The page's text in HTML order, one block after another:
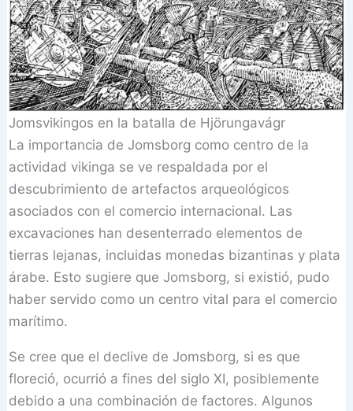
Jomsvikingos en la batalla de Hjörungavágr
La importancia de Jomsborg como centro de la
actividad vikinga se ve respaldada por el
descubrimiento de artefactos arqueológicos
asociados con el comercio internacional. Las
excavaciones han desenterrado elementos de
tierras lejanas, incluidas monedas bizantinas y plata
árabe. Esto sugiere que Jomsborg, si existió, pudo
haber servido como un centro vital para el comercio
marítimo.
Se cree que el declive de Jomsborg, si es que
floreció, ocurrió a fines del siglo XI, posiblemente
debido a una combinación de factores. Algunos